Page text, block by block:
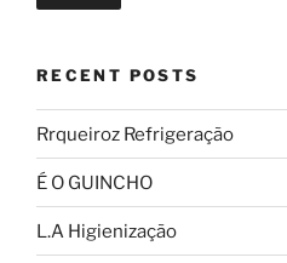
RECENT POSTS
Rrqueiroz Refrigeração
É O GUINCHO
L.A Higienização